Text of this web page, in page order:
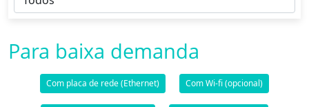
Para baixa demanda
Com placa de rede (Ethernet) Com Wi-fi (opcional)